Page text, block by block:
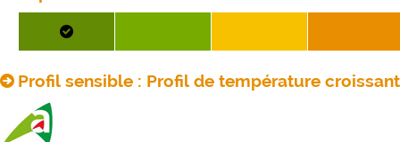
Profil sensible : Profil de température croissant